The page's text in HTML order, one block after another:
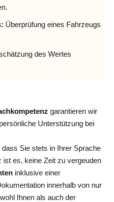
Überprüfung eines Fahrzeugs
des Wertes
garantieren wir
Unterstützung bei
Sie stets in Ihrer Sprache
ist es, keine Zeit zu vergeuden
inklusive einer
innerhalb von nur
Ihnen als auch der